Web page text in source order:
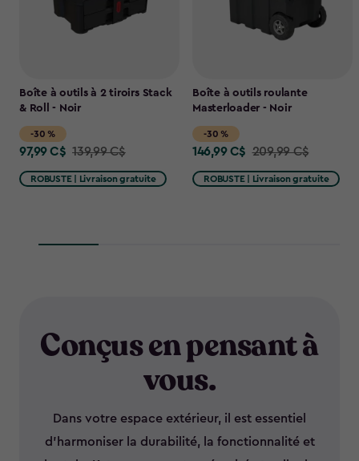
Boîte à outils à 2 tiroirs Stack
& Roll - Noir
-30 %
Price
from
97,99 C$ 139,99 C$
ROBUSTE | Livraison gratuite
Boîte à outils roulante
Masterloader - Noir
-30 %
Price
from
146,99 C$ 209,99 C$
ROBUSTE | Livraison gratuite
Conçus en pensant à
vous.
Dans votre espace extérieur, il est essentiel
d’harmoniser la durabilité, la fonctionnalité et